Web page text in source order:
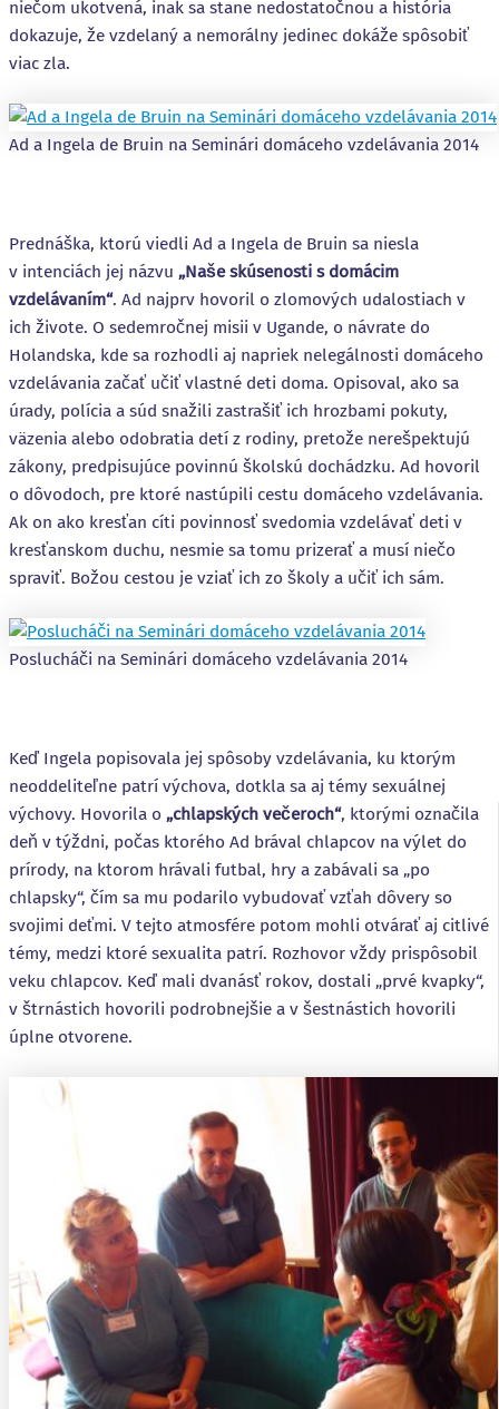
niečom ukotvená, inak sa stane nedostatočnou a história
dokazuje, že vzdelaný a nemorálny jedinec dokáže spôsobiť
viac zla.
Ad a Ingela de Bruin na Seminári domáceho vzdelávania 2014
Prednáška, ktorú viedli Ad a Ingela de Bruin sa niesla
v intenciách jej názvu „Naše skúsenosti s domácim
vzdelávaním“. Ad najprv hovoril o zlomových udalostiach v
ich živote. O sedemročnej misii v Ugande, o návrate do
Holandska, kde sa rozhodli aj napriek nelegálnosti domáceho
vzdelávania začať učiť vlastné deti doma. Opisoval, ako sa
úrady, polícia a súd snažili zastrašiť ich hrozbami pokuty,
väzenia alebo odobratia detí z rodiny, pretože nerešpektujú
zákony, predpisujúce povinnú školskú dochádzku. Ad hovoril
o dôvodoch, pre ktoré nastúpili cestu domáceho vzdelávania.
Ak on ako kresťan cíti povinnosť svedomia vzdelávať deti v
kresťanskom duchu, nesmie sa tomu prizerať a musí niečo
spraviť. Božou cestou je vziať ich zo školy a učiť ich sám.
Poslucháči na Seminári domáceho vzdelávania 2014
Keď Ingela popisovala jej spôsoby vzdelávania, ku ktorým
neoddeliteľne patrí výchova, dotkla sa aj témy sexuálnej
výchovy. Hovorila o „chlapských večeroch“, ktorými označila
deň v týždni, počas ktorého Ad brával chlapcov na výlet do
prírody, na ktorom hrávali futbal, hry a zabávali sa „po
chlapsky“, čím sa mu podarilo vybudovať vzťah dôvery so
svojimi deťmi. V tejto atmosfére potom mohli otvárať aj citlivé
témy, medzi ktoré sexualita patrí. Rozhovor vždy prispôsobil
veku chlapcov. Keď mali dvanásť rokov, dostali „prvé kvapky“,
v štrnástich hovorili podrobnejšie a v šestnástich hovorili
úplne otvorene.